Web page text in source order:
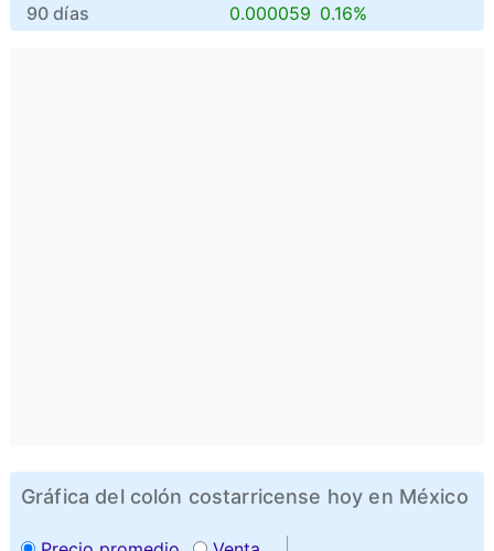
90 días
0.000059 0.16%
Gráfica del colón costarricense hoy en México